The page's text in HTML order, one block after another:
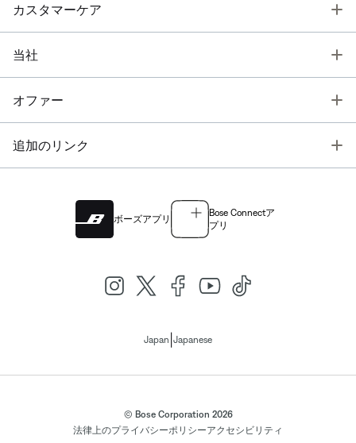
カスタマーケア
当社
オファー
追加のリンク
ボーズアプリ
Bose Connectア
プリ
Japan Japanese
© Bose Corporation 2026
法律上のプライバシーポリシーアクセシビリティ